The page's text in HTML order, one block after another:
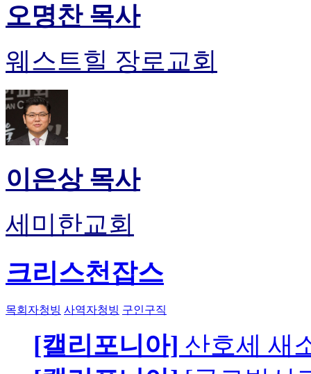
오명찬 목사
웨스트힐 장로교회
이은상 목사
세미한교회
크리스천잡스
목회자청빙 사역자청빙 구인구직
[캘리포니아] 산호세 새